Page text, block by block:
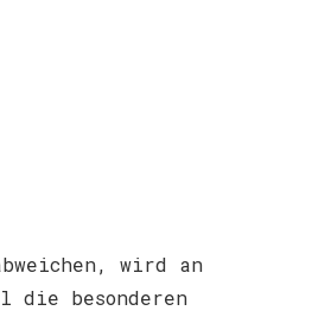
wird an
besonderen